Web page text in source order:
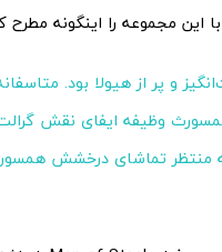
مجموعه را اینگونه مطرح
و پر از هیولا بود.
وظیفه ایفای نقش
منتظر تماشای درخشش